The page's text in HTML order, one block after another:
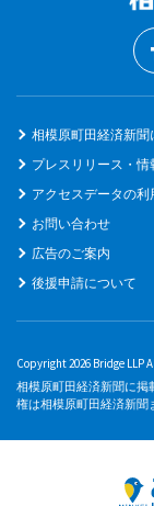
相模原町田経済新聞
プレスリリース・
アクセスデータの利
お問い合わせ
広告のご案内
後援申請について
Copyright 2026 Bridge LLP
相模原町田経済新聞に掲
権は相模原町田経済新聞